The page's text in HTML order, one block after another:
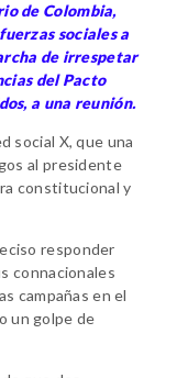
de Colombia,
sociales a
de irrespetar
del Pacto
a una reunión.
social X, que una
al presidente
constitucional y
responder
connacionales
campañas en el
un golpe de